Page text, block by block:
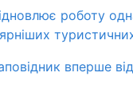
роботу
вперше